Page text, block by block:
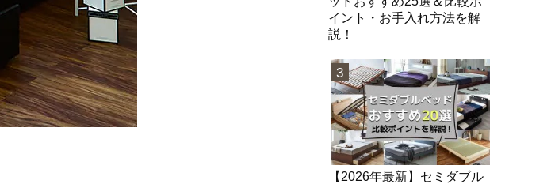
イント・お手入れ方法を解
説！
3
【2026年最新】セミダブル